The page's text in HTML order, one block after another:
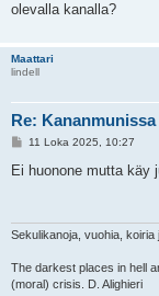
olevalla kanalla?
Maattari
lindell
Re:
V
e
11 Loka 2025, 10:27
Ei huonone mutta käy
Sekulikanoja, vuohia, koiria
The darkest places in hell
(moral) crisis. D. Alighieri